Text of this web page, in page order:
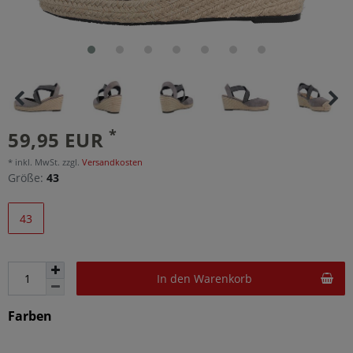
59,95 EUR *
* inkl. MwSt. zzgl. Versandkosten
Größe: 43
43
In den Warenkorb
Farben